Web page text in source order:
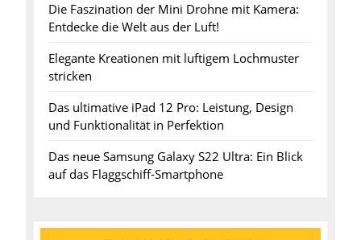
Die Faszination der Mini Drohne mit Kamera:
Entdecke die Welt aus der Luft!
Elegante Kreationen mit luftigem Lochmuster
stricken
Das ultimative iPad 12 Pro: Leistung, Design
und Funktionalität in Perfektion
Das neue Samsung Galaxy S22 Ultra: Ein Blick
auf das Flaggschiff-Smartphone